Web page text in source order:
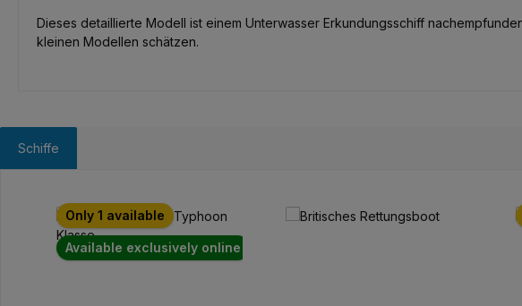
Dieses detaillierte Modell ist einem Unterwasser Erkundungsschiff
kleinen Modellen schätzen.
Schiffe
Only 1 available
Available exclusively online